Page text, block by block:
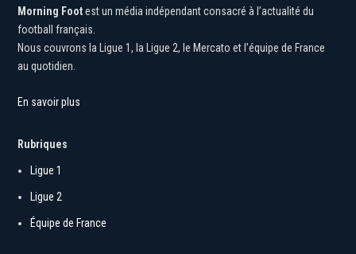
Morning Footest un média indépendant consacré à l’actualité du
football français.
Nous couvrons la Ligue 1, la Ligue 2, le Mercato et l’équipe de France
au quotidien.
En savoir plus
Rubriques
Ligue 1
Ligue 2
Équipe de France